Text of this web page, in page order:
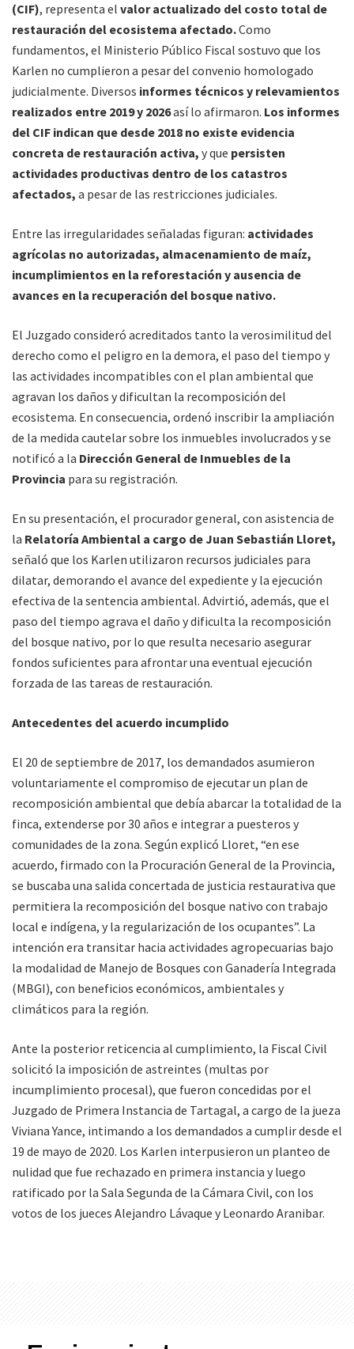
(CIF), representa el valor actualizado del costo total de
restauración del ecosistema afectado.Como
fundamentos, el Ministerio Público Fiscal sostuvo que los
Karlen no cumplieron a pesar del convenio homologado
judicialmente. Diversos informes técnicos y relevamientos
realizados entre 2019 y 2026así lo afirmaron. Los informes
del CIF indican que desde 2018 no existe evidencia
concreta de restauración activa, y que persisten
actividades productivas dentro de los catastros
afectados, a pesar de las restricciones judiciales.
Entre las irregularidades señaladas figuran: actividades
agrícolas no autorizadas, almacenamiento de maíz,
incumplimientos en la reforestación y ausencia de
avances en la recuperación del bosque nativo.
El Juzgado consideró acreditados tanto la verosimilitud del
derecho como el peligro en la demora, el paso del tiempo y
las actividades incompatibles con el plan ambiental que
agravan los daños y dificultan la recomposición del
ecosistema. En consecuencia, ordenó inscribir la ampliación
de la medida cautelar sobre los inmuebles involucrados y se
notificó a la Dirección General de Inmuebles de la
Provincia para su registración.
En su presentación, el procurador general, con asistencia de
la Relatoría Ambiental a cargo de Juan Sebastián Lloret,
señaló que los Karlen utilizaron recursos judiciales para
dilatar, demorando el avance del expediente y la ejecución
efectiva de la sentencia ambiental. Advirtió, además, que el
paso del tiempo agrava el daño y dificulta la recomposición
del bosque nativo, por lo que resulta necesario asegurar
fondos suficientes para afrontar una eventual ejecución
forzada de las tareas de restauración.
Antecedentes del acuerdo incumplido
El 20 de septiembre de 2017, los demandados asumieron
voluntariamente el compromiso de ejecutar un plan de
recomposición ambiental que debía abarcar la totalidad de la
finca, extenderse por 30 años e integrar a puesteros y
comunidades de la zona. Según explicó Lloret, “en ese
acuerdo, firmado con la Procuración General de la Provincia,
se buscaba una salida concertada de justicia restaurativa que
permitiera la recomposición del bosque nativo con trabajo
local e indígena, y la regularización de los ocupantes”. La
intención era transitar hacia actividades agropecuarias bajo
la modalidad de Manejo de Bosques con Ganadería Integrada
(MBGI), con beneficios económicos, ambientales y
climáticos para la región.
Ante la posterior reticencia al cumplimiento, la Fiscal Civil
solicitó la imposición de astreintes (multas por
incumplimiento procesal), que fueron concedidas por el
Juzgado de Primera Instancia de Tartagal, a cargo de la jueza
Viviana Yance, intimando a los demandados a cumplir desde el
19 de mayo de 2020. Los Karlen interpusieron un planteo de
nulidad que fue rechazado en primera instancia y luego
ratificado por la Sala Segunda de la Cámara Civil, con los
votos de los jueces Alejandro Lávaque y Leonardo Aranibar.